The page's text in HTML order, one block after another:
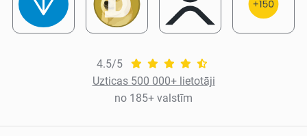
4.5/5
Uzticas 500 000+ lietotāji
no 185+ valstīm